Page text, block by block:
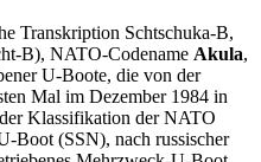
Transkription Schtschuka-B,
B), NATO-Codename Akula,
U-Boote, die von der
Mal im Dezember 1984 in
Klassifikation der NATO
Boot (SSN), nach russischer